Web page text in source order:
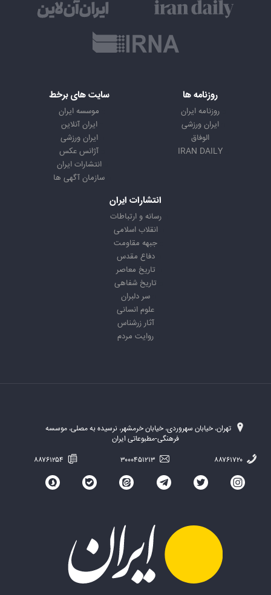
روزنامه ها
روزنامه ایران
ایران ورزشی
الوفاق
IRAN DAILY
سایت های برخط
موسسه ایران
ایران آنلاین
ایران ورزشی
آژانس عکس
انتشارات ایران
سازمان آگهی ها
انتشارات ایران
رسانه و ارتباطات
انقلاب اسلامی
جبهه مقاومت
دفاع مقدس
تاریخ معاصر
تاریخ شفاهی
سر دلبران
علوم انسانی
آثار زرشناس
روایت مردم
تهران، خیابان سهروردی، خیابان خرمشهر، نرسیده به مصلی، موسسه
فرهنگی-مطبوعاتی ایران